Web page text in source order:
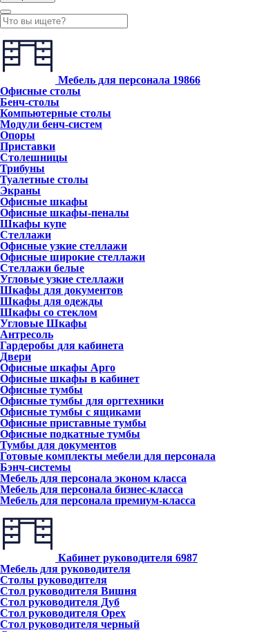
Мебель для персонала 19866
Офисные столы
Бенч-столы
Компьютерные столы
Модули бенч-систем
Опоры
Приставки
Столешницы
Трибуны
Туалетные столы
Экраны
Офисные шкафы
Офисные шкафы-пеналы
Шкафы купе
Стеллажи
Офисные узкие стеллажи
Офисные широкие стеллажи
Стеллажи белые
Угловые узкие стеллажи
Шкафы для документов
Шкафы для одежды
Шкафы со стеклом
Угловые Шкафы
Антресоль
Гардеробы для кабинета
Двери
Офисные шкафы Арго
Офисные шкафы в кабинет
Офисные тумбы
Офисные тумбы для оргтехники
Офисные тумбы с ящиками
Офисные приставные тумбы
Офисные подкатные тумбы
Тумбы для документов
Готовые комплекты мебели для персонала
Бэнч-системы
Мебель для персонала эконом класса
Мебель для персонала бизнес-класса
Мебель для персонала премиум-класса
Кабинет руководителя 6987
Мебель для руководителя
Столы руководителя
Стол руководителя Вишня
Стол руководителя Дуб
Стол руководителя Орех
Стол руководителя черный